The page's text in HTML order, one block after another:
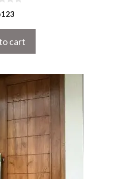
123
cart